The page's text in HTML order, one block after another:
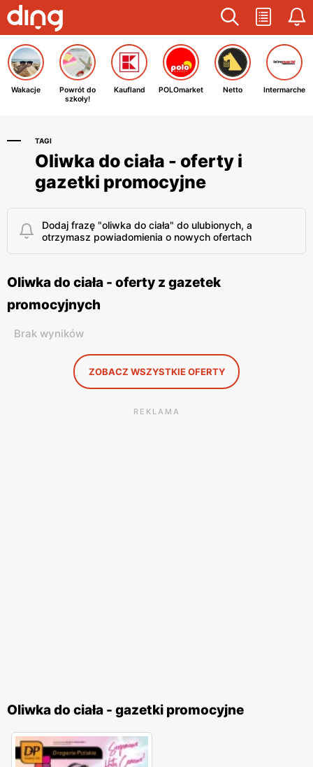
Wakacje
Powrót do
szkoły!
Kaufland POLOmarket Netto Intermarche
TAGI
Oliwka do ciała - oferty i
gazetki promocyjne
Dodaj frazę "oliwka do ciała" do ulubionych, a
otrzymasz powiadomienia o nowych ofertach
Oliwka do ciała - oferty z gazetek
promocyjnych
Brak wyników
ZOBACZ WSZYSTKIE OFERTY
REKLAMA
Oliwka do ciała - gazetki promocyjne